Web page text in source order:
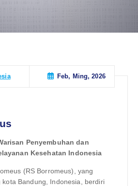
Feb, Ming, 2026
Penyembuhan dan
Kesehatan Indonesia
(RS Borromeus), yang
kota Bandung, Indonesia, berdiri